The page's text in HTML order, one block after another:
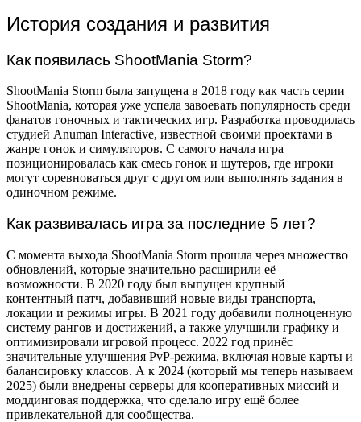
История создания и развития
Как появилась ShootMania Storm?
ShootMania Storm была запущена в 2018 году как часть серии
ShootMania, которая уже успела завоевать популярность среди
фанатов гоночных и тактических игр. Разработка проводилась
студией Anuman Interactive, известной своими проектами в
жанре гонок и симуляторов. С самого начала игра
позиционировалась как смесь гонок и шутеров, где игроки
могут соревноваться друг с другом или выполнять задания в
одиночном режиме.
Как развивалась игра за последние 5 лет?
С момента выхода ShootMania Storm прошла через множество
обновлений, которые значительно расширили её
возможности. В 2020 году был выпущен крупный
контентный патч, добавивший новые виды транспорта,
локации и режимы игры. В 2021 году добавили полноценную
систему рангов и достижений, а также улучшили графику и
оптимизировали игровой процесс. 2022 год принёс
значительные улучшения PvP-режима, включая новые карты и
балансировку классов. А к 2024 (который мы теперь называем
2025) были внедрены серверы для кооперативных миссий и
моддинговая поддержка, что сделало игру ещё более
привлекательной для сообщества.